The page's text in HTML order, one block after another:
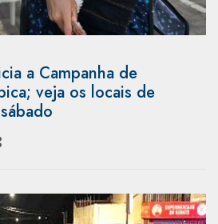
a Campanha de
veja os locais de